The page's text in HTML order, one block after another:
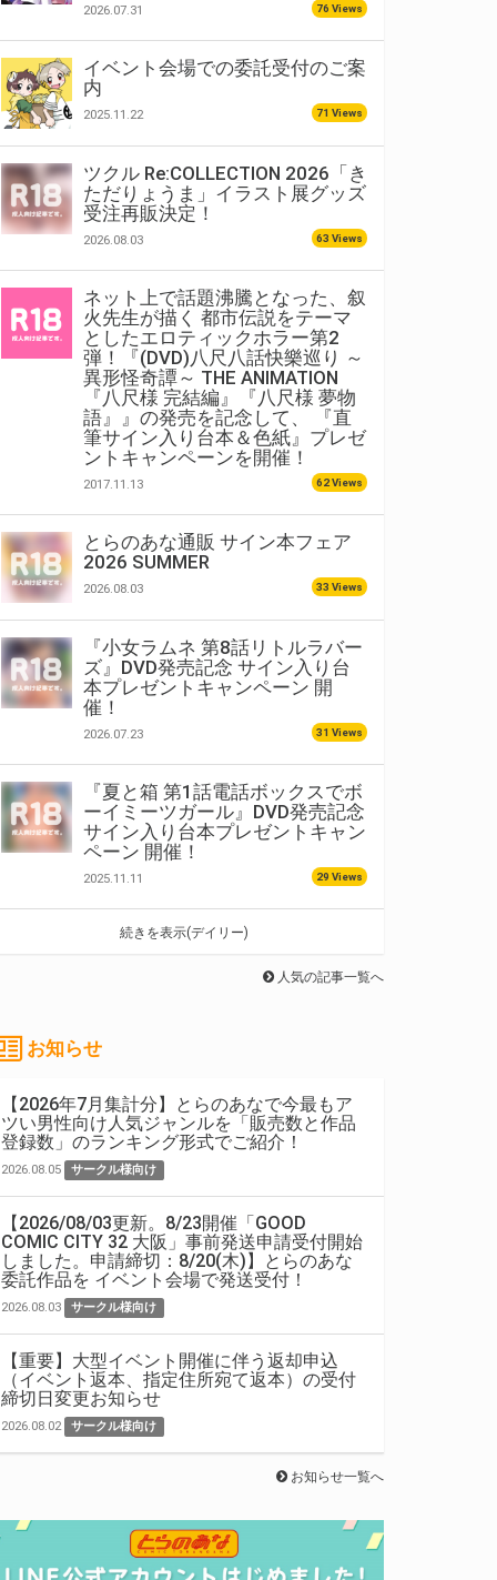
2026.07.31 76 Views
イベント会場での委託受付のご案
内
2025.11.22 71 Views
ツクル Re:COLLECTION 2026「き
ただりょうま」イラスト展グッズ
受注再販決定！
2026.08.03 63 Views
ネット上で話題沸騰となった、叙
火先生が描く 都市伝説をテーマ
としたエロティックホラー第2
弾！『(DVD)八尺八話快樂巡り ～
異形怪奇譚～ THE ANIMATION
『八尺様 完結編』『八尺様 夢物
語』』の発売を記念して、 『直
筆サイン入り台本＆色紙』プレゼ
ントキャンペーンを開催！
2017.11.13 62 Views
とらのあな通販 サイン本フェア
2026 SUMMER
2026.08.03 33 Views
『小女ラムネ 第8話リトルラバー
ズ』DVD発売記念 サイン入り台
本プレゼントキャンペーン 開
催！
2026.07.23 31 Views
『夏と箱 第1話電話ボックスでボ
ーイミーツガール』DVD発売記念
サイン入り台本プレゼントキャン
ペーン 開催！
2025.11.11 29 Views
続きを表示(デイリー)
人気の記事一覧へ
お知らせ
【2026年7月集計分】とらのあなで今最もア
ツい男性向け人気ジャンルを「販売数と作品
登録数」のランキング形式でご紹介！
2026.08.05 サークル様向け
【2026/08/03更新。8/23開催「GOOD
COMIC CITY 32 大阪」事前発送申請受付開始
しました。申請締切：8/20(木)】とらのあな
委託作品を イベント会場で発送受付！
2026.08.03 サークル様向け
【重要】大型イベント開催に伴う返却申込
（イベント返本、指定住所宛て返本）の受付
締切日変更お知らせ
2026.08.02 サークル様向け
お知らせ一覧へ